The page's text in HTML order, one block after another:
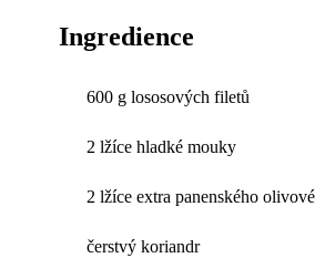
Ingredience
600 g lososových filetů
2 lžíce hladké mouky
2 lžíce extra panenského
čerstvý koriandr